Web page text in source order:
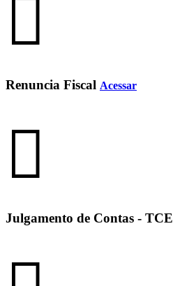
Renuncia Fiscal Acessar
Julgamento de Contas - TCE